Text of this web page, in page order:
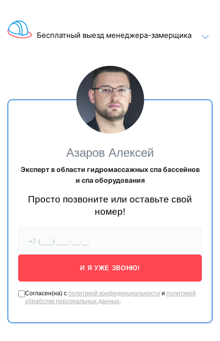
Азаров Алексей
Эксперт в области гидромассажных спа бассейнов
и спа оборудования
Просто позвоните или оставьте свой
номер!
И Я УЖЕ ЗВОНЮ!
Согласен(на) с политикой конфиденциальности и политикой
обработки персональных данных.
Бесплатный выезд менеджера-замерщика